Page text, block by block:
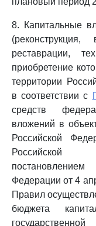
8. Капитальные
реставрации,
приобретение
территории
в соответствии с
средств
вложений в
Российской
Российской
Федерации от 4
Правил
бюджета